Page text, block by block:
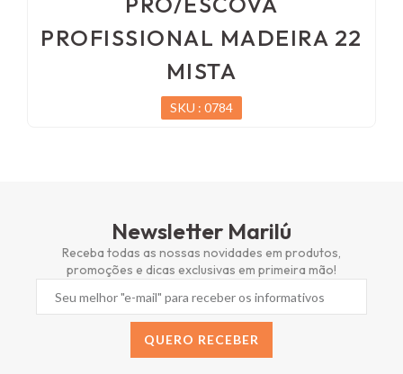
PROFISSIONAL MADEIRA 22
MISTA
SKU : 0784
Newsletter Marilú
Receba todas as nossas novidades em produtos,
promoções e dicas exclusivas em primeira mão!
QUERO RECEBER